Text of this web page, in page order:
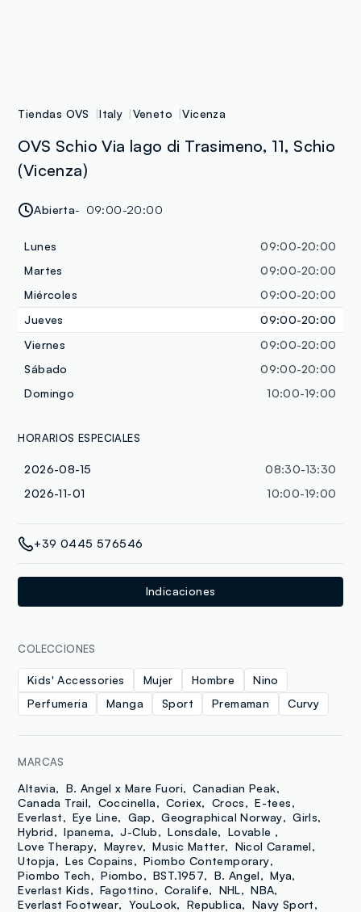
Tiendas OVS Italy Veneto Vicenza
OVS Schio Via lago di Trasimeno, 11, Schio
(Vicenza)
Abierta 09:00-20:00
Lunes
09:00-20:00
Martes
09:00-20:00
Miércoles
09:00-20:00
Jueves
09:00-20:00
Viernes
09:00-20:00
Sábado
09:00-20:00
Domingo
10:00-19:00
HORARIOS ESPECIALES
2026-08-15
08:30-13:30
2026-11-01
10:00-19:00
+39 0445 576546
Indicaciones
COLECCIONES
Kids' Accessories Mujer Hombre
Nino
Perfumeria
Manga Sport Premaman Curvy
MARCAS
Altavia B. Angel x Mare Fuori
Canadian Peak
Canada Trail
Coccinella Coriex Crocs
E-tees
Everlast
Eye Line Gap Geographical Norway
Girls
Hybrid
Ipanema J-Club Lonsdale
Lovable
Love Therapy
Mayrev Music Matter
Nicol Caramel
Utopja
Les Copains
Piombo Contemporary
Piombo Tech
Piombo BST.1957 B. Angel
Mya
Everlast Kids
Fagottino Coralife NHL
NBA
Everlast Footwear
YouLook Republica Navy Sport